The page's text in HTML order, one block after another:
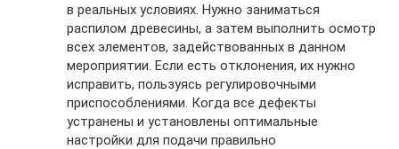
в реальных условиях. Нужно заниматься
распилом древесины, а затем выполнить осмотр
всех элементов, задействованных в данном
мероприятии. Если есть отклонения, их нужно
исправить, пользуясь регулировочными
приспособлениями. Когда все дефекты
устранены и установлены оптимальные
настройки для подачи правильно